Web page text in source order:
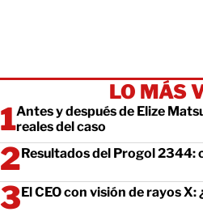
LO MÁS
Antes y después de Elize
reales del caso
Resultados del Progol 2344:
El CEO con visión de rayos